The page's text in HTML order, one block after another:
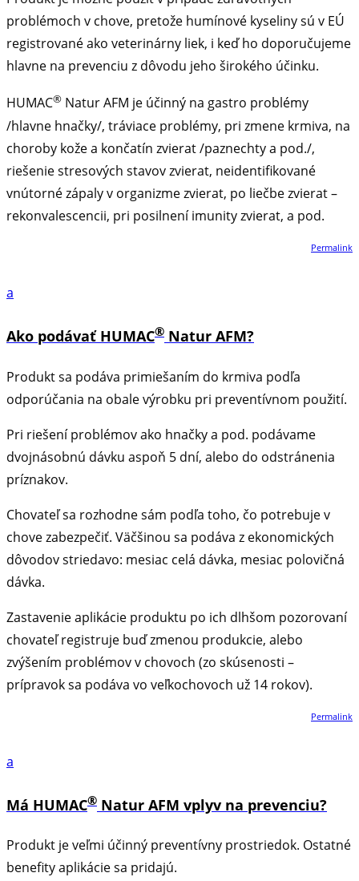
problémoch v chove, pretože humínové kyseliny sú v EÚ
registrované ako veterinárny liek, i keď ho doporučujeme
hlavne na prevenciu z dôvodu jeho širokého účinku.
HUMAC® Natur AFM je účinný na gastro problémy
/hlavne hnačky/, tráviace problémy, pri zmene krmiva, na
choroby kože a končatín zvierat /paznechty a pod./,
riešenie stresových stavov zvierat, neidentifikované
vnútorné zápaly v organizme zvierat, po liečbe zvierat –
rekonvalescencii, pri posilnení imunity zvierat, a pod.
Permalink
a
Ako podávať HUMAC® Natur AFM?
Produkt sa podáva primiešaním do krmiva podľa
odporúčania na obale výrobku pri preventívnom použití.
Pri riešení problémov ako hnačky a pod. podávame
dvojnásobnú dávku aspoň 5 dní, alebo do odstránenia
príznakov.
Chovateľ sa rozhodne sám podľa toho, čo potrebuje v
chove zabezpečiť. Väčšinou sa podáva z ekonomických
dôvodov striedavo: mesiac celá dávka, mesiac polovičná
dávka.
Zastavenie aplikácie produktu po ich dlhšom pozorovaní
chovateľ registruje buď zmenou produkcie, alebo
zvýšením problémov v chovoch (zo skúsenosti –
prípravok sa podáva vo veľkochovoch už 14 rokov).
Permalink
a
Má HUMAC® Natur AFM vplyv na prevenciu?
Produkt je veľmi účinný preventívny prostriedok. Ostatné
benefity aplikácie sa pridajú.